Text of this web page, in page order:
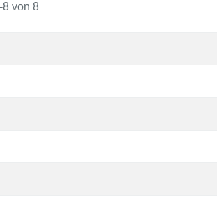
von 8